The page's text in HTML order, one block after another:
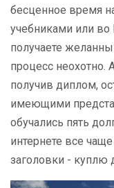
бесценное время
учебниками или во
получаете
процесс неохотно.
получив диплом,
имеющими
обучались пять
интернете все
заголовки - куплю